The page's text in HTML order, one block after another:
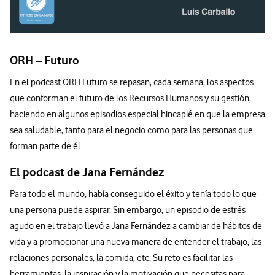
ORH – Futuro
En el podcast ORH Futuro se repasan, cada semana, los aspectos
que conforman el futuro de los Recursos Humanos y su gestión,
haciendo en algunos episodios especial hincapié en que la empresa
sea saludable, tanto para el negocio como para las personas que
forman parte de él.
El podcast de Jana Fernández
Para todo el mundo, había conseguido el éxito y tenía todo lo que
una persona puede aspirar. Sin embargo, un episodio de estrés
agudo en el trabajo llevó a Jana Fernández a cambiar de hábitos de
vida y a promocionar una nueva manera de entender el trabajo, las
relaciones personales, la comida, etc. Su reto es facilitar las